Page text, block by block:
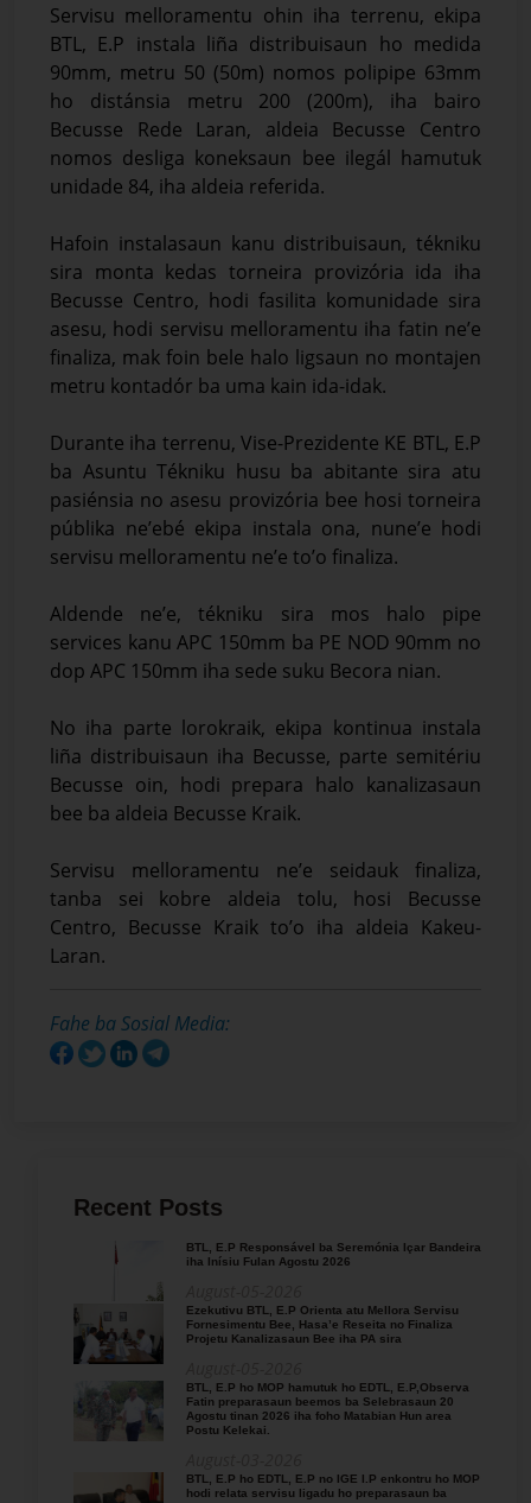
Servisu melloramentu ohin iha terrenu, ekipa
BTL, E.P instala liña distribuisaun ho medida
90mm, metru 50 (50m) nomos polipipe 63mm
ho distánsia metru 200 (200m), iha bairo
Becusse Rede Laran, aldeia Becusse Centro
nomos desliga koneksaun bee ilegál hamutuk
unidade 84, iha aldeia referida.
Hafoin instalasaun kanu distribuisaun, tékniku
sira monta kedas torneira provizória ida iha
Becusse Centro, hodi fasilita komunidade sira
asesu, hodi servisu melloramentu iha fatin ne’e
finaliza, mak foin bele halo ligsaun no montajen
metru kontadór ba uma kain ida-idak.
Durante iha terrenu, Vise-Prezidente KE BTL, E.P
ba Asuntu Tékniku husu ba abitante sira atu
pasiénsia no asesu provizória bee hosi torneira
públika ne’ebé ekipa instala ona, nune’e hodi
servisu melloramentu ne’e to’o finaliza.
Aldende ne’e, tékniku sira mos halo pipe
services kanu APC 150mm ba PE NOD 90mm no
dop APC 150mm iha sede suku Becora nian.
No iha parte lorokraik, ekipa kontinua instala
liña distribuisaun iha Becusse, parte semitériu
Becusse oin, hodi prepara halo kanalizasaun
bee ba aldeia Becusse Kraik.
Servisu melloramentu ne’e seidauk finaliza,
tanba sei kobre aldeia tolu, hosi Becusse
Centro, Becusse Kraik to’o iha aldeia Kakeu-
Laran.
Fahe ba Sosial Media:
Recent Posts
BTL, E.P Responsável ba Seremónia Içar Bandeira
iha Inísiu Fulan Agostu 2026
Ezekutivu BTL, E.P Orienta atu Mellora Servisu
Fornesimentu Bee, Hasa’e Reseita no Finaliza
Projetu Kanalizasaun Bee iha PA sira
BTL, E.P ho MOP hamutuk ho EDTL, E.P,Observa
Fatin preparasaun beemos ba Selebrasaun 20
Agostu tinan 2026 iha foho Matabian Hun area
Postu Kelekai.
BTL, E.P ho EDTL, E.P no IGE I.P enkontru ho MOP
hodi relata servisu ligadu ho preparasaun ba